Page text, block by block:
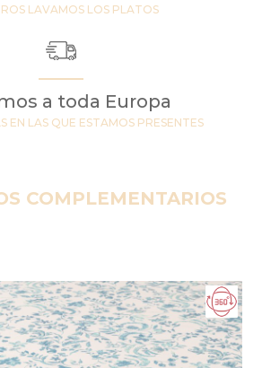
LAVAMOS LOS PLATOS
a toda Europa
EN LAS QUE ESTAMOS PRESENTES
COMPLEMENTARIOS